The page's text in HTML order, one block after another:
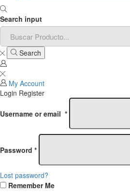
Search input
Search
My Account
Login Register
Username or email *
Password *
Lost password?
Remember Me